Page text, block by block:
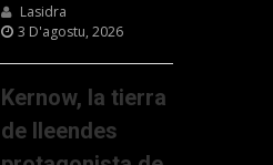
Lasidra
3 D'agostu, 2026
Kernow, la tierra
de lleendes